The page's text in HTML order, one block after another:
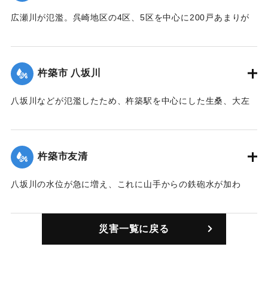
広瀬川が氾濫。呉崎地区の4区、5区を中心に200戸あまりが
ールが水をかぶった。このため老人や子ども30人あまりが近
くの興隆寺で一晩避難した。
【出典：大分合同新聞 1976年9月11日夕刊7面】
杵築市 八坂川
八坂川などが氾濫したため、杵築駅を中心にした生桑、大左
47戸を出した。
【出典：大分合同新聞 1976年9月11日夕刊7面】
｜固有コード:00857003
杵築市友清
八坂川の水位が急に増え、これに山手からの鉄砲水が加わ
戸ある集落の半数が濁流に洗われ、低地の家では濁流が床上1
メートル以上にもなった。住人は2階や近くの小学校などに避
難したが、警察がゴムボートで救出したところもあった。
災害一覧に戻る